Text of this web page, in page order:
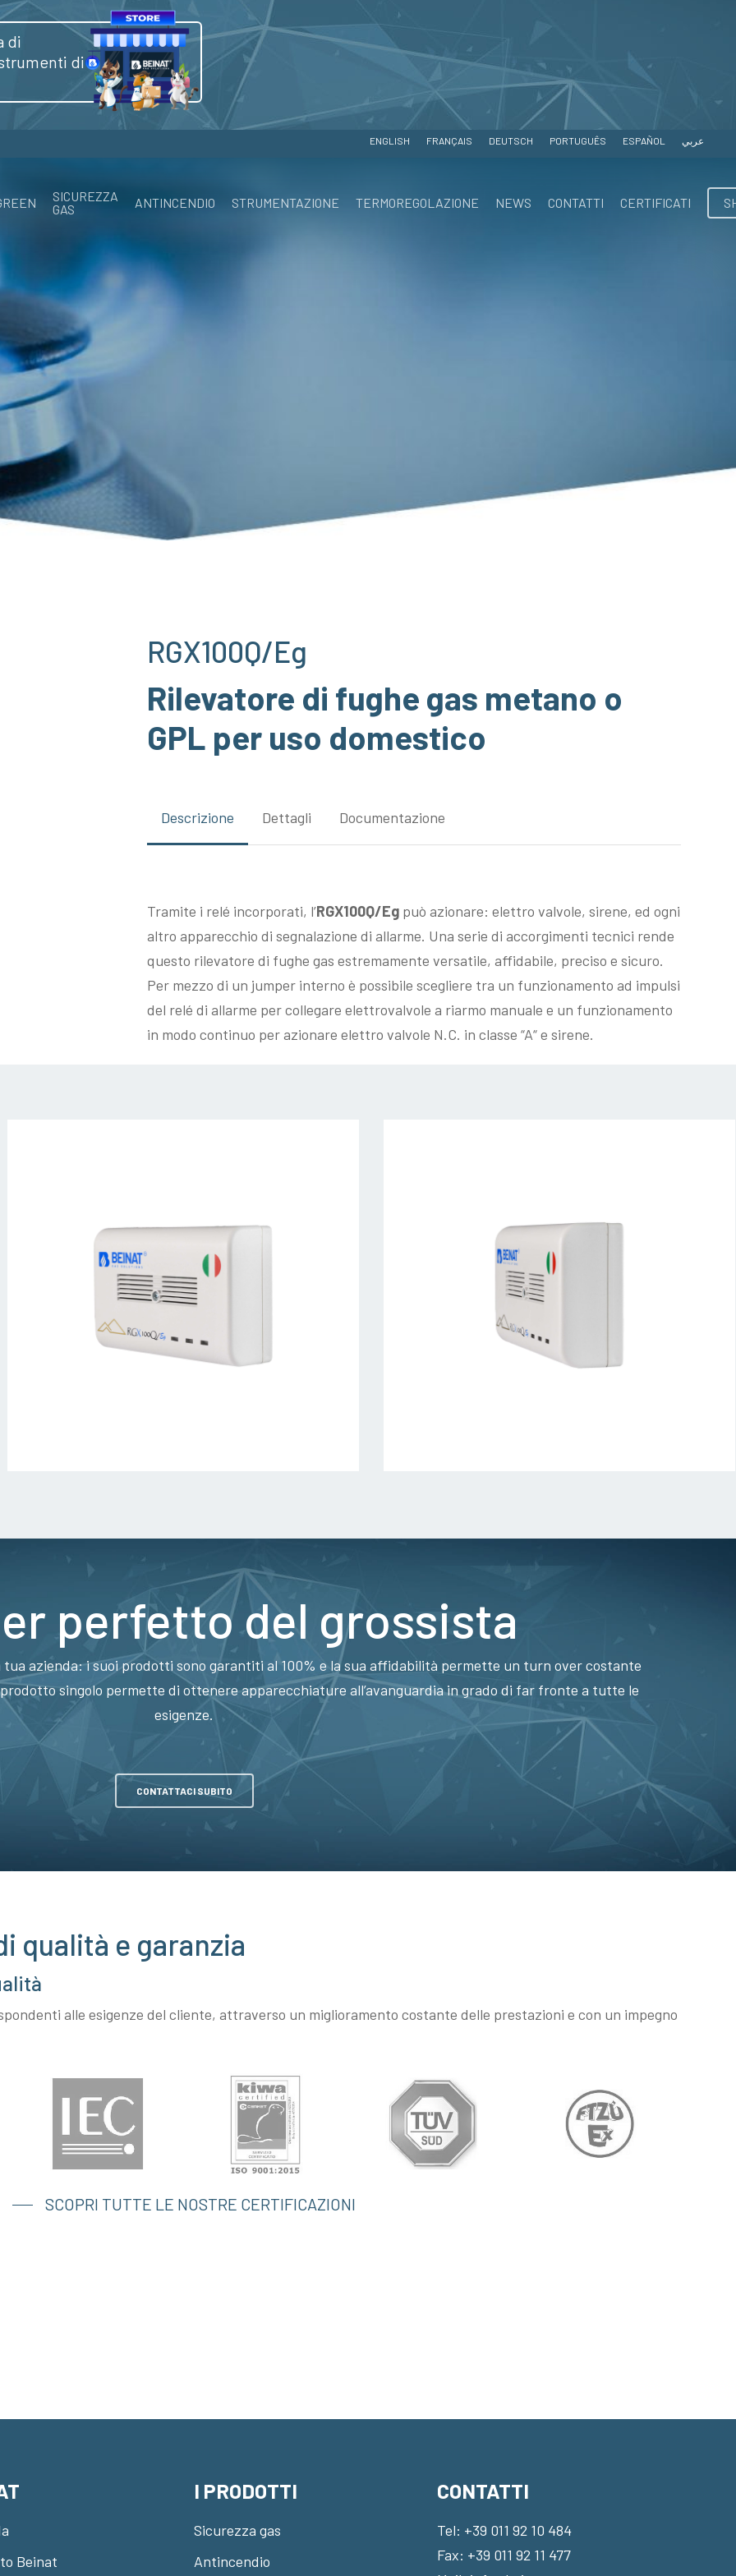
di
di
ENGLISH FRANÇAIS DEUTSCH PORTUGUÊS ESPAÑOL عربي
SICUREZZA
GAS
ANTINCENDIO STRUMENTAZIONE TERMOREGOLAZIONE NEWS CONTATTI CERTIFICATI
RGX100Q/Eg
Rilevatore di fughe gas metano o
GPL per uso domestico
Descrizione Dettagli Documentazione
Tramite i relé incorporati, l’RGX100Q/Eg può azionare: elettro valvole, sirene, ed ogni
altro apparecchio di segnalazione di allarme. Una serie di accorgimenti tecnici rende
questo rilevatore di fughe gas estremamente versatile, affidabile, preciso e sicuro.
Per mezzo di un jumper interno è possibile scegliere tra un funzionamento ad impulsi
del relé di allarme per collegare elettrovalvole a riarmo manuale e un funzionamento
in modo continuo per azionare elettro valvole N.C. in classe “A“ e sirene.
perfetto del grossista
tua azienda: i suoi prodotti sono garantiti al 100% e la sua affidabilità permette un turn over costante
singolo permette di ottenere apparecchiature all’avanguardia in grado di far fronte a tutte le
esigenze.
CONTATTACI SUBITO
qualità e garanzia
alle esigenze del cliente, attraverso un miglioramento costante delle prestazioni e con un impegno
SCOPRI TUTTE LE NOSTRE CERTIFICAZIONI
Beinat
I PRODOTTI
Sicurezza gas
Antincendio
CONTATTI
Tel: +39 011 92 10 484
Fax: +39 011 92 11 477